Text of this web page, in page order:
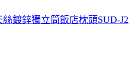
鍍鋅獨立筒飯店枕頭SUD-J2